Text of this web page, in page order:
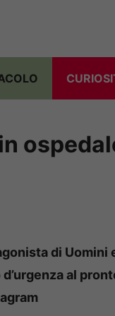
di Uomini
al